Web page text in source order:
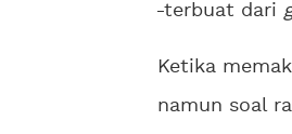
terbuat dari
Ketika
namun soal